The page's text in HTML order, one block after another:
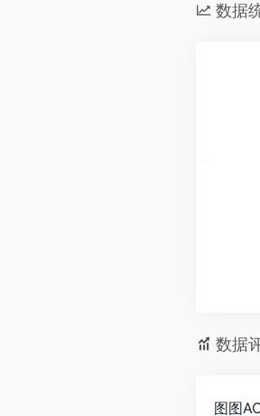
数据
数据
图图